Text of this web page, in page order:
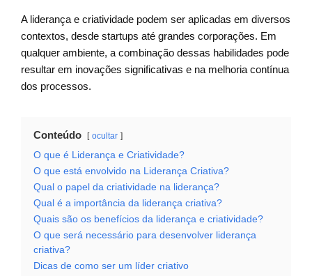
A liderança e criatividade podem ser aplicadas em diversos
contextos, desde startups até grandes corporações. Em
qualquer ambiente, a combinação dessas habilidades pode
resultar em inovações significativas e na melhoria contínua
dos processos.
Conteúdo ocultar
O que é Liderança e Criatividade?
O que está envolvido na Liderança Criativa?
Qual o papel da criatividade na liderança?
Qual é a importância da liderança criativa?
Quais são os benefícios da liderança e criatividade?
O que será necessário para desenvolver liderança
criativa?
Dicas de como ser um líder criativo